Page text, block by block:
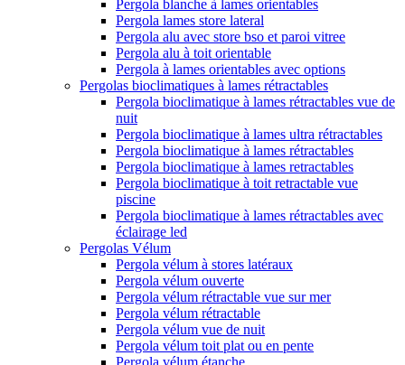
Pergola blanche à lames orientables
Pergola lames store lateral
Pergola alu avec store bso et paroi vitree
Pergola alu à toit orientable
Pergola à lames orientables avec options
Pergolas bioclimatiques à lames rétractables
Pergola bioclimatique à lames rétractables vue de
nuit
Pergola bioclimatique à lames ultra rétractables
Pergola bioclimatique à lames rétractables
Pergola bioclimatique à lames retractables
Pergola bioclimatique à toit retractable vue
piscine
Pergola bioclimatique à lames rétractables avec
éclairage led
Pergolas Vélum
Pergola vélum à stores latéraux
Pergola vélum ouverte
Pergola vélum rétractable vue sur mer
Pergola vélum rétractable
Pergola vélum vue de nuit
Pergola vélum toit plat ou en pente